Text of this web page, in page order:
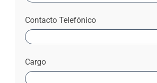
Contacto Telefónico
Cargo